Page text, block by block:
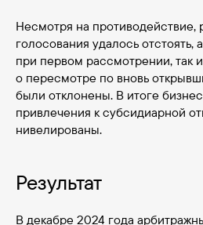
Несмотря на противодействие,
голосования удалось отстоять,
при первом рассмотрении, так
о пересмотре по вновь
были отклонены. В итоге
привлечения к субсидиарной
нивелированы.
Результат
В декабре 2024 года